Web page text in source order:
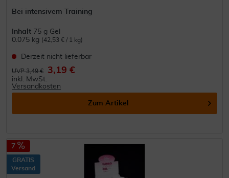
Bei intensivem Training
Inhalt 75 g Gel
0.075 kg (42,53 € / 1 kg)
Derzeit nicht lieferbar
UVP 3,49 € 3,19 €
inkl. MwSt.
Versandkosten
Zum Artikel
7
GRATIS
Versand